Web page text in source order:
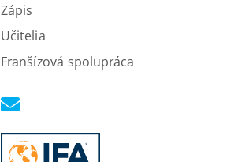
Zápis
Učitelia
Franšízová spolupráca